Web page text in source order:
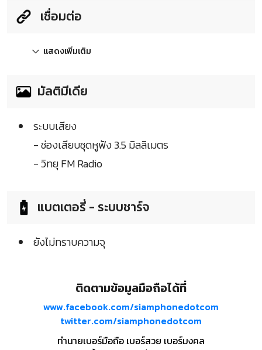
เชื่อมต่อ
แสดงเพิ่มเติม
มัลติมีเดีย
ระบบเสียง
- ช่องเสียบชุดหูฟัง 3.5 มิลลิเมตร
- วิทยุ FM Radio
แบตเตอรี่ - ระบบชาร์จ
ยังไม่ทราบความจุ
ติดตามข้อมูลมือถือได้ที่
www.facebook.com/siamphonedotcom
twitter.com/siamphonedotcom
ทำนายเบอร์มือถือ เบอร์สวย เบอร์มงคล